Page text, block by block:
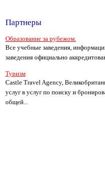
Партнеры
Образование за рубежом.
Все учебные заведения,
заведения официально
Туризм
Castle Travel Agency,
услуг в услуг по поиску и
общей...